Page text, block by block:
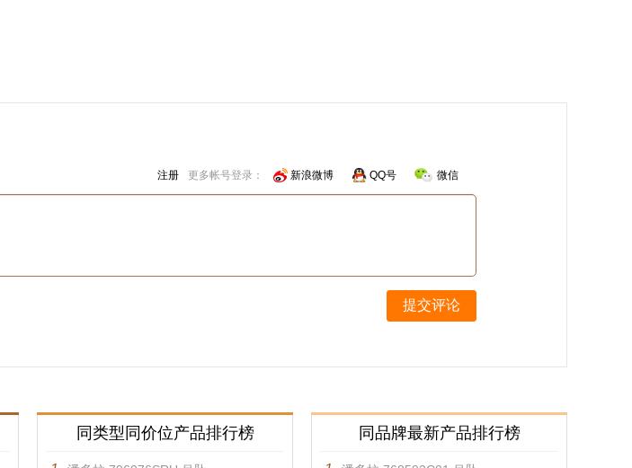
注册 更多帐号登录： 新浪微博 QQ号 微信
提交评论
同类型同价位产品排行榜 同品牌最新产品排行榜